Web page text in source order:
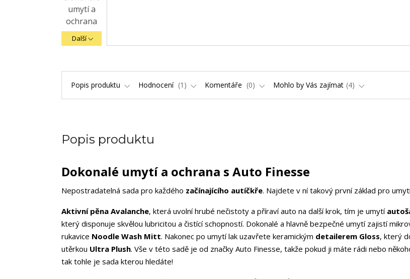
Další
Popis produktu Hodnocení 1 Komentáře 0 Mohlo by Vás zajímat 4
Popis produktu
Dokonalé umytí a ochrana s Auto Finesse
Nepostradatelná sada pro každého začínajícího autíčkře. Najdete v ní takový první základ pro
Aktivní pěna Avalanche, která uvolní hrubé nečistoty a příraví auto na další krok, tím je umytí
který disponuje skvělou lubricitou a čistící schopností. Dokonalé a hlavně bezpečné umytí zajistí
rukavice Noodle Wash Mitt. Nakonec po umytí lak uzavřete keramickým detailerem Gloss, který
utěrkou Ultra Plush. Vše v této sadě je od značky Auto Finesse, takže pokud ji máte rádi nebo
tak tohle je sada kterou hledáte!